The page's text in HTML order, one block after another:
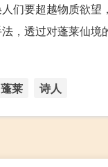
们要超越物质欲
，透过对蓬莱仙
蓬莱 诗人